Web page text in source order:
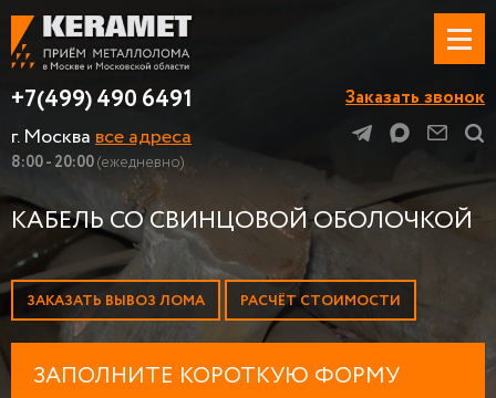
+7(499) 490 6491
г. Москвавсе адреса
8:00 - 20:00(ежедневно)
Заказать звонок
КАБЕЛЬ СО СВИНЦОВОЙ ОБОЛОЧКОЙ
ЗАКАЗАТЬ ВЫВОЗ ЛОМА РАСЧЁТ СТОИМОСТИ
ЗАПОЛНИТЕ КОРОТКУЮ ФОРМУ